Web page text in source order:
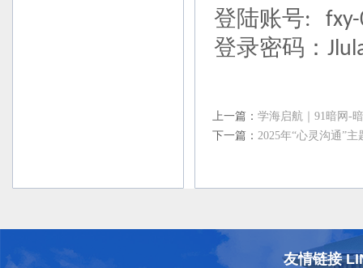
登陆账号: fxy-
登录密码：
上一篇： 学海启航｜91暗网-
下一篇： 2025年“心灵沟通”
友情链接